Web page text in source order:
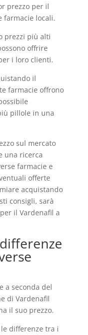
prezzo per il
farmacie locali.
prezzi più alti
offrire
i loro clienti.
il
farmacie offrono
pillole in una
sul mercato
una ricerca
farmacie e
offerte
acquistando
consigli, sarà
il Vardenafil a
a seconda del
di Vardenafil
il suo prezzo.
differenze tra i